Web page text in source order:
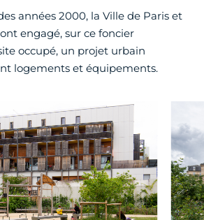
années 2000, la Ville de Paris et
engagé, sur ce foncier
occupé, un projet urbain
logements et équipements.